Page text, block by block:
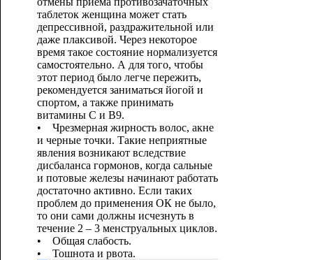
таблеток женщина может стать
депрессивной, раздражительной или
даже плаксивой. Через некоторое
время такое состояние нормализуется
самостоятельно. А для того, чтобы
этот период было легче пережить,
рекомендуется заниматься йогой и
спортом, а также принимать
витамины C и B9.
• Чрезмерная жирность волос, акне
и черные точки. Такие неприятные
явления возникают вследствие
дисбаланса гормонов, когда сальные
и потовые железы начинают работать
достаточно активно. Если таких
проблем до применения ОК не было,
то они сами должны исчезнуть в
течение 2 – 3 менструальных циклов.
• Общая слабость.
• Тошнота и рвота.